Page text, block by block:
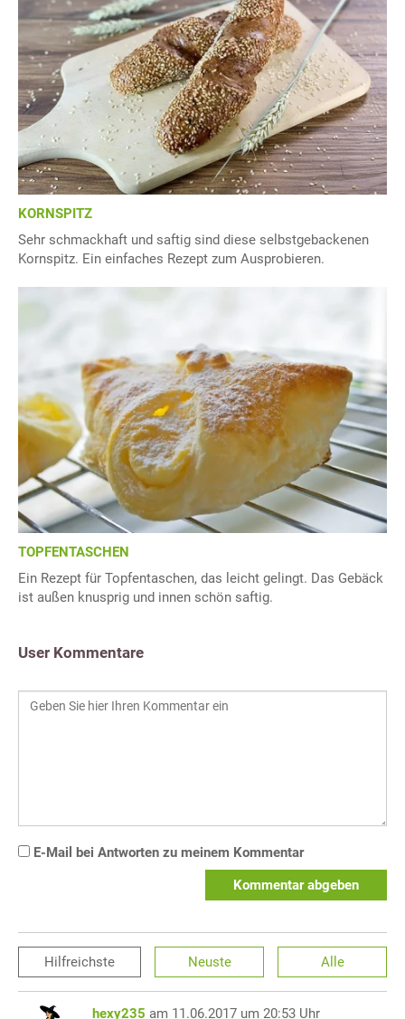
KORNSPITZ
Sehr schmackhaft und saftig sind diese selbstgebackenen
Kornspitz. Ein einfaches Rezept zum Ausprobieren.
TOPFENTASCHEN
Ein Rezept für Topfentaschen, das leicht gelingt. Das Gebäck
ist außen knusprig und innen schön saftig.
User Kommentare
E-Mail bei Antworten zu meinem Kommentar
Kommentar abgeben
Hilfreichste Neuste Alle
hexy235 am 11.06.2017 um 20:53 Uhr